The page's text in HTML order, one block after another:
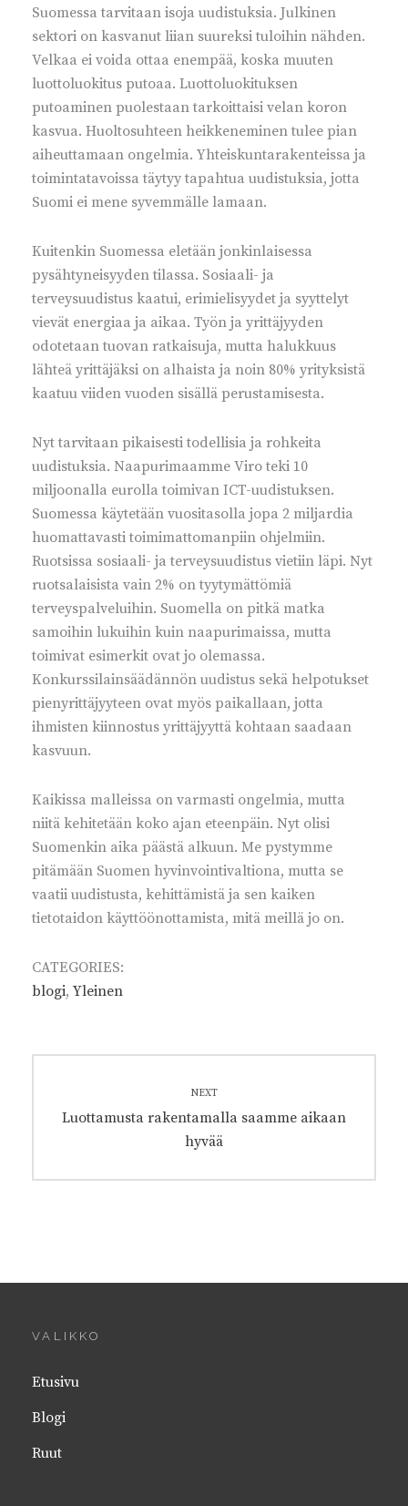
Suomessa tarvitaan isoja uudistuksia. Julkinen
sektori on kasvanut liian suureksi tuloihin nähden.
Velkaa ei voida ottaa enempää, koska muuten
luottoluokitus putoaa. Luottoluokituksen
putoaminen puolestaan tarkoittaisi velan koron
kasvua. Huoltosuhteen heikkeneminen tulee pian
aiheuttamaan ongelmia. Yhteiskuntarakenteissa ja
toimintatavoissa täytyy tapahtua uudistuksia, jotta
Suomi ei mene syvemmälle lamaan.
Kuitenkin Suomessa eletään jonkinlaisessa
pysähtyneisyyden tilassa. Sosiaali- ja
terveysuudistus kaatui, erimielisyydet ja syyttelyt
vievät energiaa ja aikaa. Työn ja yrittäjyyden
odotetaan tuovan ratkaisuja, mutta halukkuus
lähteä yrittäjäksi on alhaista ja noin 80% yrityksistä
kaatuu viiden vuoden sisällä perustamisesta.
Nyt tarvitaan pikaisesti todellisia ja rohkeita
uudistuksia. Naapurimaamme Viro teki 10
miljoonalla eurolla toimivan ICT-uudistuksen.
Suomessa käytetään vuositasolla jopa 2 miljardia
huomattavasti toimimattomanpiin ohjelmiin.
Ruotsissa sosiaali- ja terveysuudistus vietiin läpi. Nyt
ruotsalaisista vain 2% on tyytymättömiä
terveyspalveluihin. Suomella on pitkä matka
samoihin lukuihin kuin naapurimaissa, mutta
toimivat esimerkit ovat jo olemassa.
Konkurssilainsäädännön uudistus sekä helpotukset
pienyrittäjyyteen ovat myös paikallaan, jotta
ihmisten kiinnostus yrittäjyyttä kohtaan saadaan
kasvuun.
Kaikissa malleissa on varmasti ongelmia, mutta
niitä kehitetään koko ajan eteenpäin. Nyt olisi
Suomenkin aika päästä alkuun. Me pystymme
pitämään Suomen hyvinvointivaltiona, mutta se
vaatii uudistusta, kehittämistä ja sen kaiken
tietotaidon käyttöönottamista, mitä meillä jo on.
CATEGORIES:
blogi, Yleinen
Artikkelien
NEXT
Next
Luottamusta rakentamalla saamme aikaan
hyvää
VALIKKO
Etusivu
Blogi
Ruut